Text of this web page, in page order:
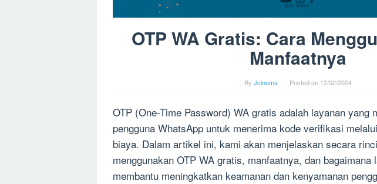
OTP WA Gratis: Cara
Manfaatnya
By Jcinema Posted on 12/02/2024
OTP (One-Time Password) WA gratis adalah layanan yang
pengguna WhatsApp untuk menerima kode verifikasi
biaya. Dalam artikel ini, kami akan menjelaskan secara
menggunakan OTP WA gratis, manfaatnya, dan bagaimana
membantu meningkatkan keamanan dan kenyamanan